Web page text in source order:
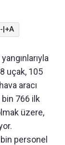
|+A
uçak, 105
aracı
766 ilk
üzere,
bin personel